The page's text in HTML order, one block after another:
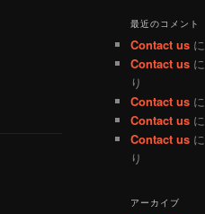
最近のコメント
Contact us に
Contact us に
り
Contact us に
Contact us に
Contact us に
り
アーカイブ